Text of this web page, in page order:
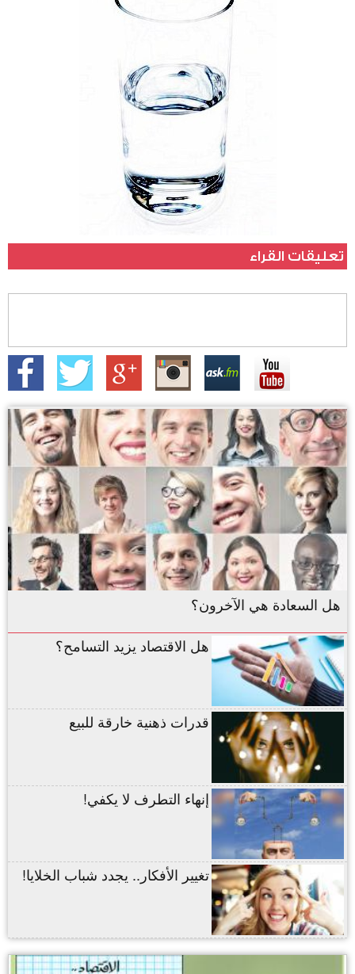
تعليقات القراء
هل السعادة هي الآخرون؟
هل الاقتصاد يزيد التسامح؟
قدرات ذهنية خارقة للبيع
إنهاء التطرف لا يكفي!
تغيير الأفكار.. يجدد شباب الخلايا!